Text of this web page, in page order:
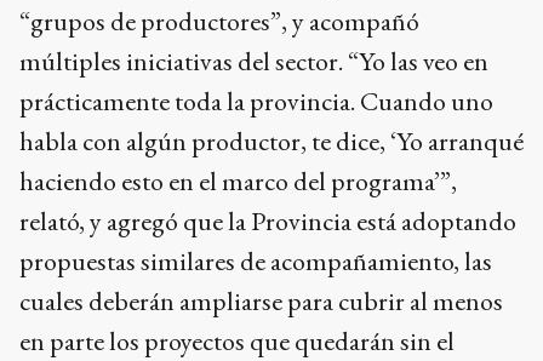
“grupos de productores”, y acompañó
múltiples iniciativas del sector. “Yo las veo en
prácticamente toda la provincia. Cuando uno
habla con algún productor, te dice, ‘Yo arranqué
haciendo esto en el marco del programa’”,
relató, y agregó que la Provincia está adoptando
propuestas similares de acompañamiento, las
cuales deberán ampliarse para cubrir al menos
en parte los proyectos que quedarán sin el